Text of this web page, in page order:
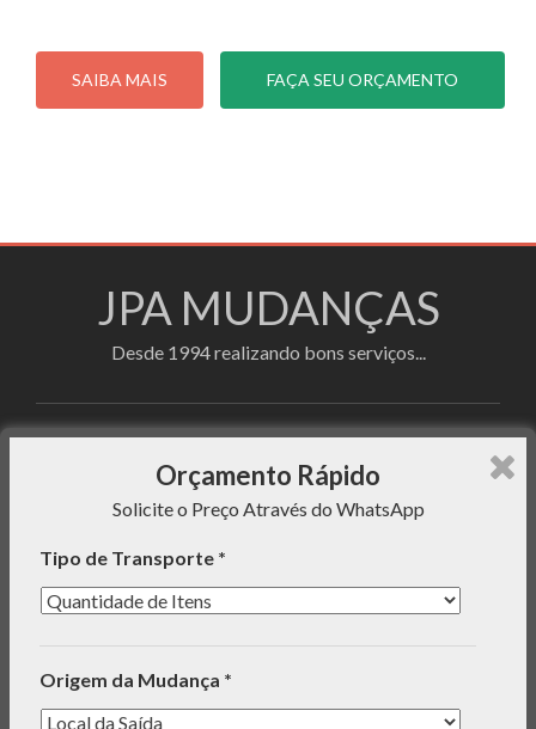
SAIBA MAIS FAÇA SEU ORÇAMENTO
JPA MUDANÇAS
Desde 1994 realizando bons serviços...
orçamento rápido e enviaremos uma mensagem com o
preço do serviço para seu WhatsApp!
INFORMAÇÕES
Orçamento Rápido
Solicite o Preço Através do WhatsApp
Tipo de Transporte *
Origem da Mudança *